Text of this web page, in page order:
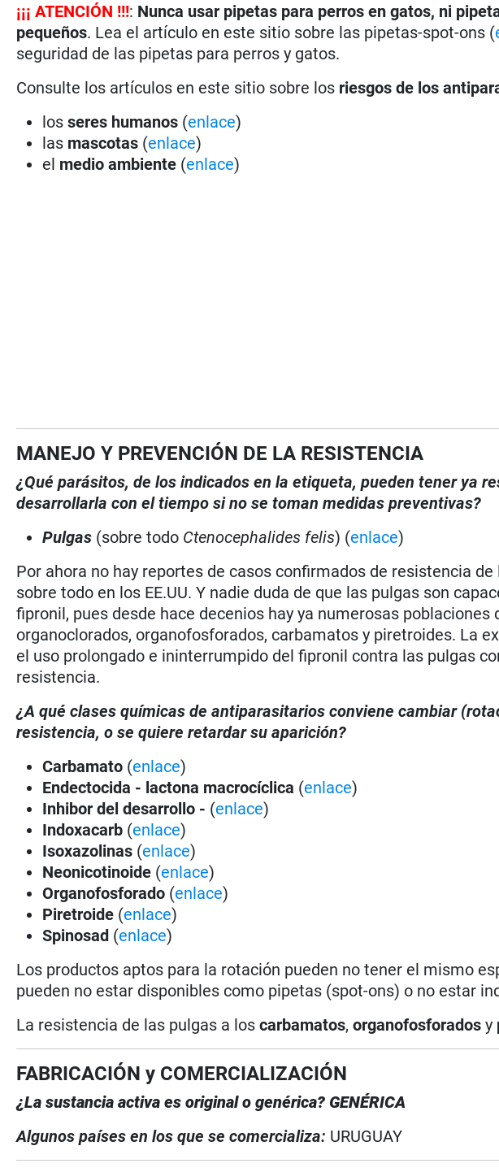
¡¡¡ATENCIÓN !!!: Nunca usar pipetas para perros en gatos, ni
pequeños. Lea el artículo en este sitio sobre las pipetas-spot-ons (
seguridad de las pipetas para perros y gatos.
Consulte los artículos en este sitio sobre los riesgos de los
losseres humanos (enlace)
las mascotas (enlace)
el medio ambiente (enlace)
MANEJO Y PREVENCIÓN DE LA RESISTENCIA
¿Qué parásitos, de los indicados en la etiqueta, pueden tener ya
desarrollarla con el tiempo si no se toman medidas preventivas?
Pulgas (sobre todo Ctenocephalides felis) (enlace)
Por ahora no hay reportes de casos confirmados de resistencia
sobre todo en los EE.UU. Y nadie duda de que las pulgas son
fipronil, pues desde hace decenios hay ya numerosas
organoclorados, organofosforados, carbamatos y piretroides. La
el uso prolongado e ininterrumpido del fipronil contra las pulgas
resistencia.
¿A qué clases químicas de antiparasitarios conviene cambiar
resistencia, o se quiere retardar su aparición?
Carbamato (enlace)
Endectocida - lactona macrocíclica (enlace)
Inhibor del desarrollo - (enlace)
Indoxacarb (enlace)
Isoxazolinas (enlace)
Neonicotinoide (enlace)
Organofosforado (enlace)
Piretroide (enlace)
Spinosad (enlace)
Los productos aptos para la rotación pueden no tener el mismo
pueden no estar disponibles como pipetas (spot-ons) o no estar
La resistencia de las pulgas a loscarbamatos,organofosforados y
FABRICACIÓN y COMERCIALIZACIÓN
¿La sustancia activa es original o genérica? GENÉRICA
Algunos países en los que se comercializa: URUGUAY